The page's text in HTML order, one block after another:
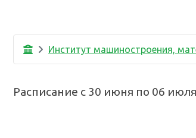
Институт машиностроения,
Расписание с 30 июня по 06 июля